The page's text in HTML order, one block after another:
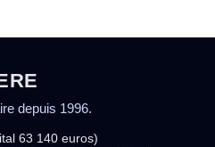
depuis 1996.
63 140 euros)